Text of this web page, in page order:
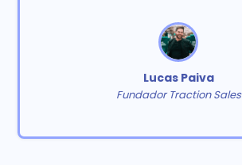
Lucas Paiva
Fundador Traction Sales